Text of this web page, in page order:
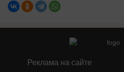
Реклама на сайте